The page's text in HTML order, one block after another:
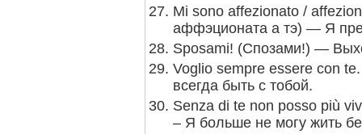
Mi sono affezionato /
аффэционата а тэ) — Я
Sposami! (Спозами!) —
Voglio sempre essere con
всегда быть с тобой.
Senza di te non posso più
– Я больше не могу жить